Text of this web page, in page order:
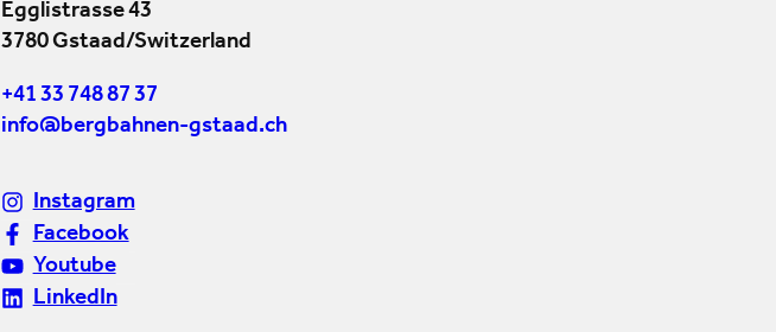
Egglistrasse 43
3780 Gstaad/Switzerland
+41 33 748 87 37
info@bergbahnen-gstaad.ch
Instagram
Facebook
Youtube
LinkedIn